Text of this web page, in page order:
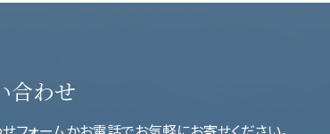
合わせ